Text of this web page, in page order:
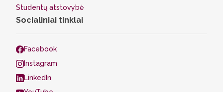
Studentų atstovybė
Socialiniai tinklai
Facebook
Instagram
LinkedIn